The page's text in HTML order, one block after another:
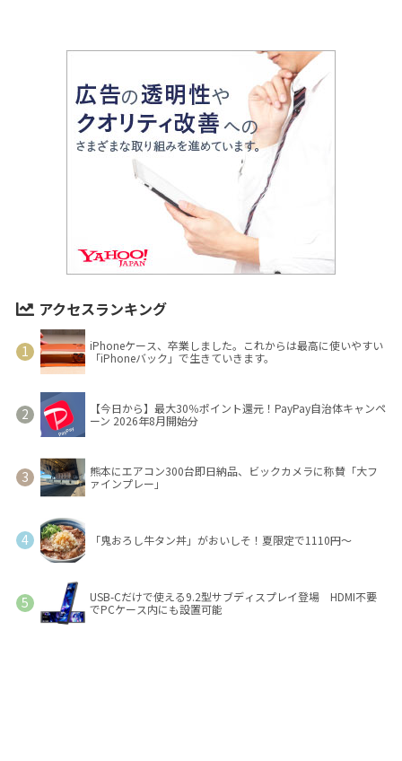
アクセスランキング
iPhoneケース、卒業しました。これからは最高に使いやすい
「iPhoneバック」で生きていきます。
【今日から】最大30％ポイント還元！PayPay自治体キャンペ
ーン 2026年8月開始分
熊本にエアコン300台即日納品、ビックカメラに称賛「大フ
ァインプレー」
「鬼おろし牛タン丼」がおいしそ！夏限定で1110円～
USB-Cだけで使える9.2型サブディスプレイ登場 HDMI不要
でPCケース内にも設置可能